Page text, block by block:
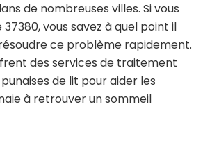
de nombreuses villes. Si vous
vous savez à quel point il
ce problème rapidement.
des services de traitement
de lit pour aider les
à retrouver un sommeil